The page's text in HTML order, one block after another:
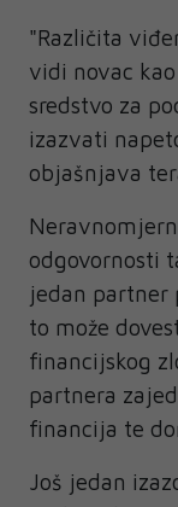
"Različita
vidi novac
sredstvo za
izazvati
objašnjava
odgovornosti
jedan partner
to može
financijskog
partnera
financija te
Još jedan